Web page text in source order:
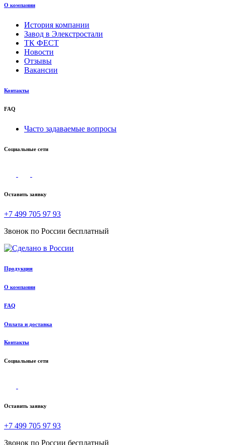
О компании
История компании
Завод в Элекстростали
ТК ФЕСТ
Новости
Отзывы
Вакансии
Контакты
FAQ
Часто задаваемые вопросы
Социальные сети
Оставить заявку
+7 499 705 97 93
Звонок по России бесплатный
Продукция
О компании
FAQ
Оплата и доставка
Контакты
Социальные сети
Оставить заявку
+7 499 705 97 93
Звонок по России бесплатный